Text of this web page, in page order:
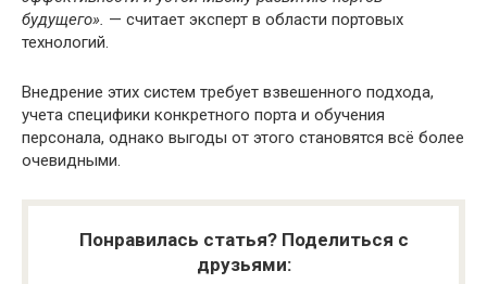
будущего». — считает эксперт в области портовых
технологий.
Внедрение этих систем требует взвешенного подхода,
учета специфики конкретного порта и обучения
персонала, однако выгоды от этого становятся всё более
очевидными.
Понравилась статья? Поделиться с
друзьями: